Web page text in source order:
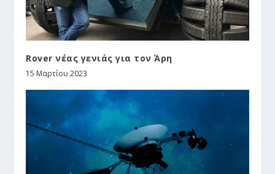
Rover νέας γενιάς για τον Άρη
15 Μαρτίου 2023